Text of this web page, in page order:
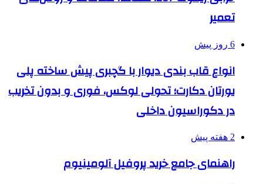
تعمیر
6 روز پیش
انواع قاب بندی دیوار با گچبری پیش ساخته پلی
یورتان دکارت؛ تحولی لوکس، فوری و بدون تخریب
در دکوراسیون داخلی
2 هفته پیش
راهنمای جامع خرید پروفیل آلومینیوم